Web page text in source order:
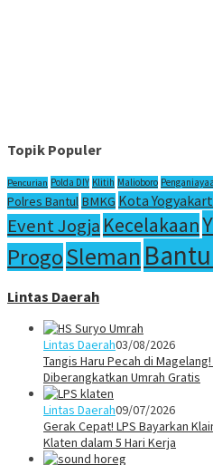
Topik Populer
Pencurian Polda DIY Klitih Malioboro
Polres Bantul BMKG Kota
Event Jogja Kecelakaan
ProgoSleman
Lintas Daerah
Lintas Daerah03/08/2026
Tangis Haru Pecah di
Diberangkatkan Umrah Gratis
Lintas Daerah09/07/2026
Gerak Cepat! LPS Bayarkan
Klaten dalam 5 Hari Kerja